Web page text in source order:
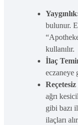
bulunur.
kullanılır.
İlaç
eczaneye
ağrı
gibi bazı
ilaçları